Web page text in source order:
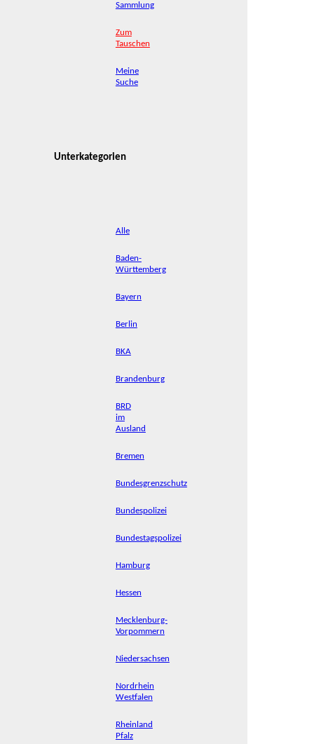
Sammlung
Zum
Tauschen
Meine
Suche
Unterkategorien
Alle
Baden-
Württemberg
Bayern
Berlin
BKA
Brandenburg
BRD
im
Ausland
Bremen
Bundesgrenzschutz
Bundespolizei
Bundestagspolizei
Hamburg
Hessen
Mecklenburg-
Vorpommern
Niedersachsen
Nordrhein
Westfalen
Rheinland
Pfalz